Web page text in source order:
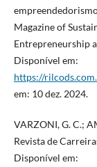
Magazine of
Entrepreneurship
Disponível em:
https://
em: 10 dez. 2024.
VARZONI, G. C.;
Revista de
Disponível em: